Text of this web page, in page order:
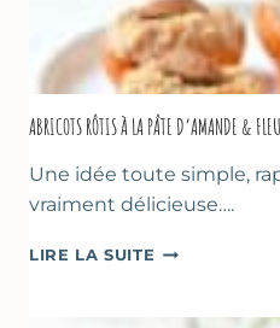
ABRICOTS RÔTIS À LA PÂTE D’AMANDE &
Une idée toute simple,
vraiment délicieuse….
LIRE LA SUITE ABRICOTS